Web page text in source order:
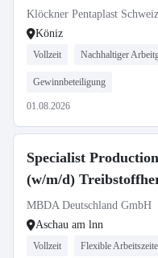
Klöckner Pentaplast
Köniz
Vollzeit Nachhaltiger
Gewinnbeteiligung
01.08.2026
Specialist
(w/m/d)
MBDA Deutschland GmbH
Aschau am lnn
Vollzeit Flexible